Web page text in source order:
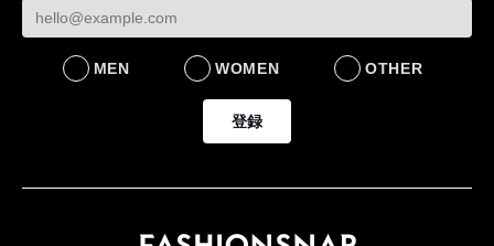
MEN WOMEN OTHER
登録